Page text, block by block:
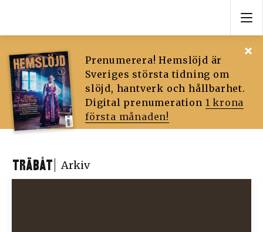
Prenumerera! Hemslöjd är
Sveriges största tidning om
slöjd, hantverk och hållbarhet.
Digital prenumeration 1 krona
första månaden!
TRÄBÅT Arkiv